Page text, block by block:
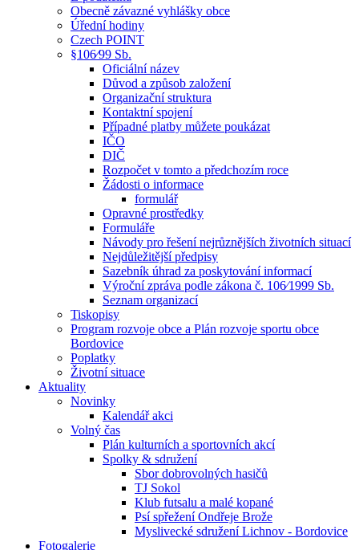
Obecně závazné vyhlášky obce
Úřední hodiny
Czech POINT
§106⁄99 Sb.
Oficiální název
Důvod a způsob založení
Organizační struktura
Kontaktní spojení
Případné platby můžete poukázat
IČO
DIČ
Rozpočet v tomto a předchozím roce
Žádosti o informace
formulář
Opravné prostředky
Formuláře
Návody pro řešení nejrůznějších životních situací
Nejdůležitější předpisy
Sazebník úhrad za poskytování informací
Výroční zpráva podle zákona č. 106⁄1999 Sb.
Seznam organizací
Tiskopisy
Program rozvoje obce a Plán rozvoje sportu obce
Bordovice
Poplatky
Životní situace
Aktuality
Novinky
Kalendář akci
Volný čas
Plán kulturních a sportovních akcí
Spolky & sdružení
Sbor dobrovolných hasičů
TJ Sokol
Klub futsalu a malé kopané
Psí spřežení Ondřeje Brože
Myslivecké sdružení Lichnov - Bordovice
Fotogalerie